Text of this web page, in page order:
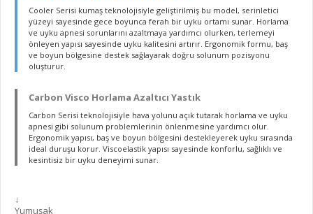
Cooler Serisi kumaş teknolojisiyle geliştirilmiş bu model, serinletici
yüzeyi sayesinde gece boyunca ferah bir uyku ortamı sunar. Horlama
ve uyku apnesi sorunlarını azaltmaya yardımcı olurken, terlemeyi
önleyen yapısı sayesinde uyku kalitesini artırır. Ergonomik formu, baş
ve boyun bölgesine destek sağlayarak doğru solunum pozisyonu
oluşturur.
Carbon Visco Horlama Azaltıcı Yastık
Carbon Serisi teknolojisiyle hava yolunu açık tutarak horlama ve uyku
apnesi gibi solunum problemlerinin önlenmesine yardımcı olur.
Ergonomik yapısı, baş ve boyun bölgesini destekleyerek uyku sırasında
ideal duruşu korur. Viscoelastik yapısı sayesinde konforlu, sağlıklı ve
kesintisiz bir uyku deneyimi sunar.
↓
Yumuşak